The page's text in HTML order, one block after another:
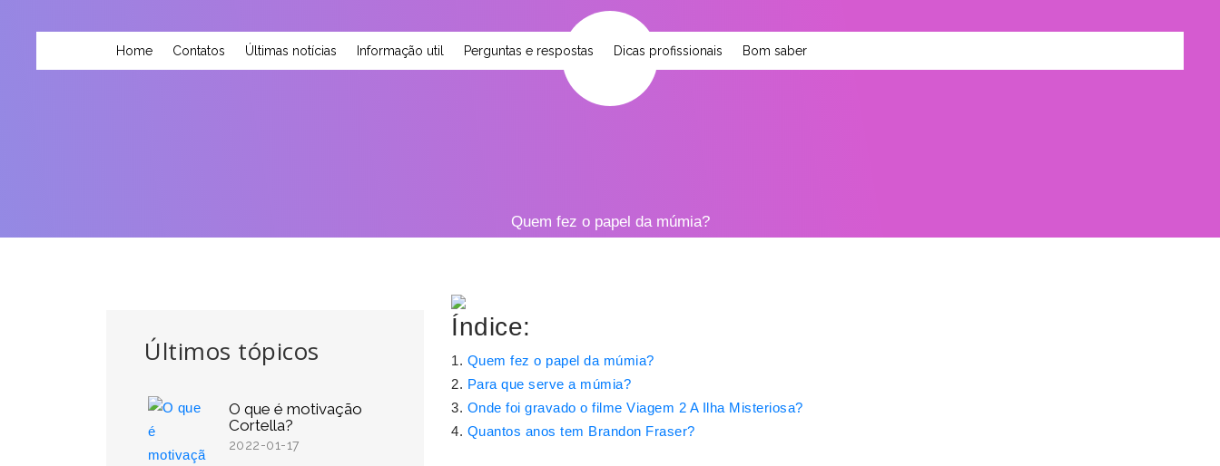
Home Contatos Últimas notícias Informação util Perguntas e respostas Dicas profissionais Bom saber
Quem fez o papel da múmia?
Últimos tópicos
O que é motivação
Cortella?
2022-01-17
Índice:
Quem fez o papel da múmia?
Para que serve a múmia?
Onde foi gravado o filme Viagem 2 A Ilha Misteriosa?
Quantos anos tem Brandon Fraser?